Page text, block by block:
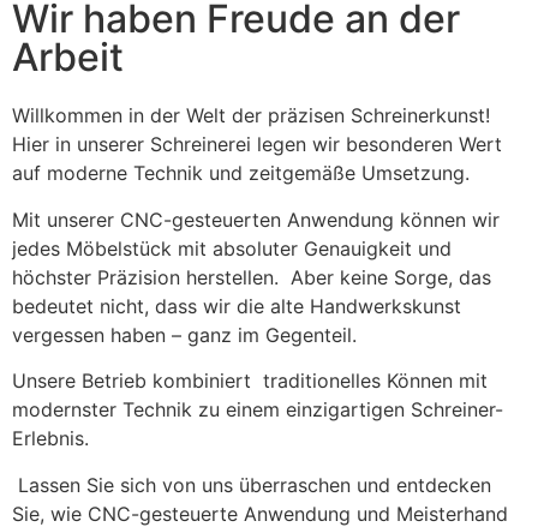
Wir haben Freude an der
Arbeit
Willkommen in der Welt der präzisen Schreinerkunst!
Hier in unserer Schreinerei legen wir besonderen Wert
auf moderne Technik und zeitgemäße Umsetzung.
Mit unserer CNC-gesteuerten Anwendung können wir
jedes Möbelstück mit absoluter Genauigkeit und
höchster Präzision herstellen. Aber keine Sorge, das
bedeutet nicht, dass wir die alte Handwerkskunst
vergessen haben – ganz im Gegenteil.
Unsere Betrieb kombiniert traditionelles Können mit
modernster Technik zu einem einzigartigen Schreiner-
Erlebnis.
Lassen Sie sich von uns überraschen und entdecken
Sie, wie CNC-gesteuerte Anwendung und Meisterhand